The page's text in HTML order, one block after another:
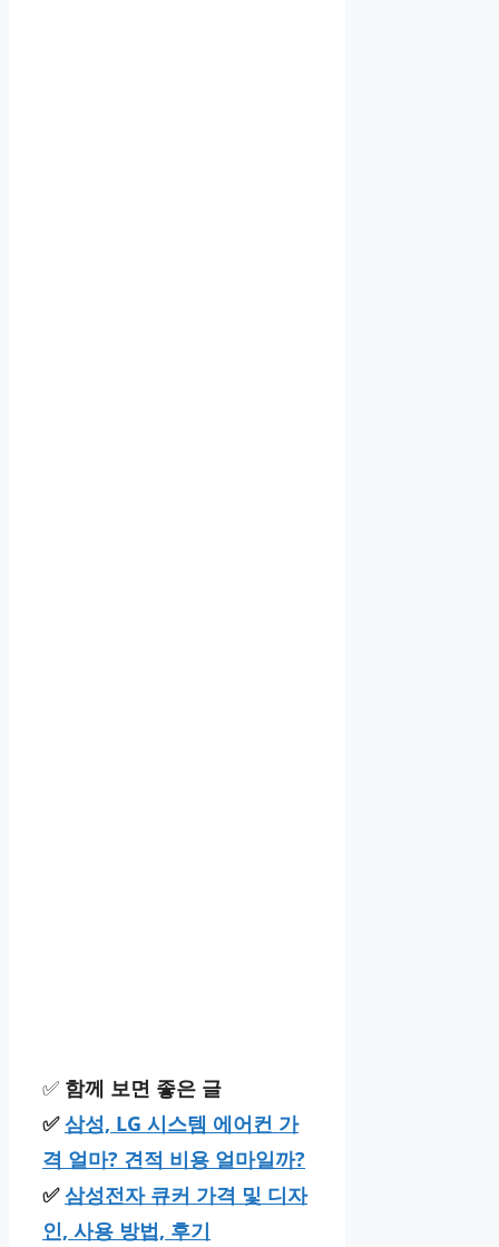
✅ 함께 보면 좋은 글
✅삼성, LG 시스템 에어컨 가
격 얼마? 견적 비용 얼마일까?
✅삼성전자 큐커 가격 및 디자
인, 사용 방법, 후기